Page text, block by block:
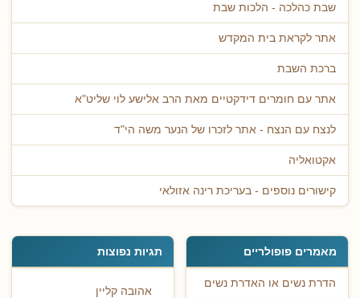
שבת כהלכה - הלכות שבת
אתר לקראת בית המקדש
ברכת השבת
אתר עם חומרים דידקטיים מאת הרב אלישע לוי שליט"א
לנצח עם הנצח - אתר לזכרו של הנער משה הי"ד
אקטואליה
קישורים נוספים - בעריכת רינה אזולאי
מאמרים פופולריים
הדרת נשים או האדרת נשים
תגיות נפוצות
אהובה קליין